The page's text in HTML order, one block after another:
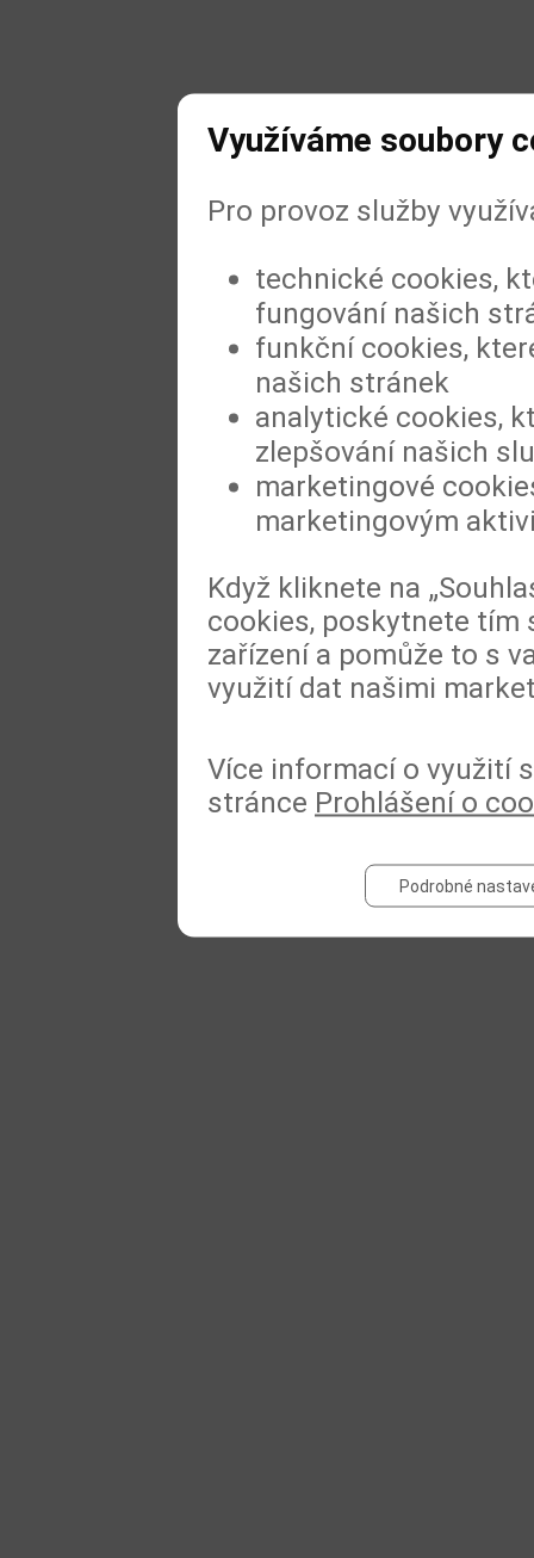
Využíváme soubory
Pro provoz služby
technické cookies,
fungování našich
funkční cookies,
našich stránek
analytické cookies,
zlepšování našich
marketingové
marketingovým
Když kliknete na
cookies, poskytnete tím
zařízení a pomůže to s
využití dat našimi
Více informací o využití
stránce Prohlášení o
Podrobné